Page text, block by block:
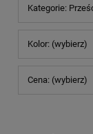
Kategorie:
Kolor: (wybierz)
Cena: (wybierz)